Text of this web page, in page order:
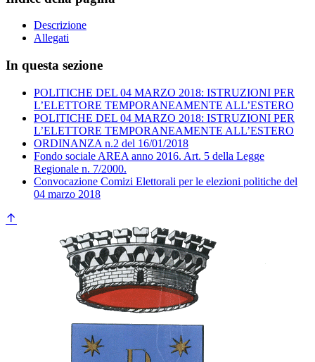
Descrizione
Allegati
In questa sezione
POLITICHE DEL 04 MARZO 2018: ISTRUZIONI PER
L’ELETTORE TEMPORANEAMENTE ALL’ESTERO
POLITICHE DEL 04 MARZO 2018: ISTRUZIONI PER
L’ELETTORE TEMPORANEAMENTE ALL’ESTERO
ORDINANZA n.2 del 16/01/2018
Fondo sociale AREA anno 2016. Art. 5 della Legge
Regionale n. 7/2000.
Convocazione Comizi Elettorali per le elezioni politiche del
04 marzo 2018